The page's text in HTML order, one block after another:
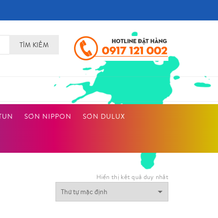
TÌM KIẾM
SƠN NIPPON SƠN DULUX
Hiển thị kết quả duy nhất